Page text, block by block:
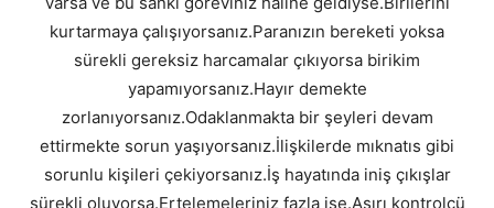
kurtarmaya çalışıyorsanız.Paranızın bereketi yoksa
sürekli gereksiz harcamalar çıkıyorsa birikim
yapamıyorsanız.Hayır demekte
zorlanıyorsanız.Odaklanmakta bir şeyleri devam
ettirmekte sorun yaşıyorsanız.İlişkilerde mıknatıs gibi
sorunlu kişileri çekiyorsanız.İş hayatında iniş çıkışlar
sürekli oluyorsa.Ertelemeleriniz fazla ise.Aşırı kontrolcü